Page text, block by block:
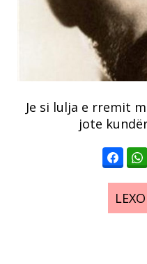
Je si lulja e rremit
jote